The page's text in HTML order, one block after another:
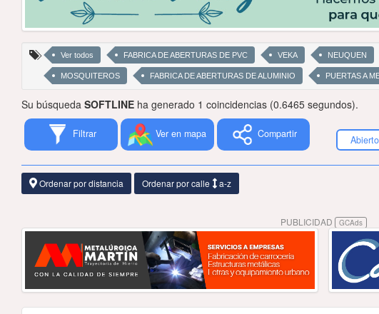
Ver todos FABRICA DE ABERTURAS DE PVC VEKA NEUQUEN
MOSQUITEROS FABRICA DE ABERTURAS DE ALUMINIO PUERTAS A
Su búsqueda SOFTLINE ha generado 1 coincidencias (0.6465 segundos).
Filtrar Ver en mapa Compartir
Ordenar por distancia Ordenar por calle a-z
PUBLICIDAD GCAds